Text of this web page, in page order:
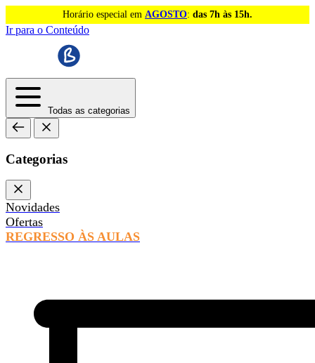
Horário especial em AGOSTO: das 7h às 15h.
Ir para o Conteúdo
Todas as categorias
Categorias
Novidades
Ofertas
REGRESSO ÀS AULAS